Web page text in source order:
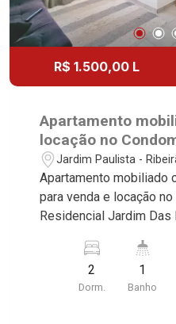
R$ 1.500,00 L
Apartamento
locação no
Residencial Jardim
próximo à
Ribeirão Preto/SP.
Jardim Paulista -
Apartamento mobiliado
para venda e locação
Residencial Jardim Das
Paulista, Ribeirão Preto/SP.
características deste
Imobiliária selecionou para você: -
2
Dorm.
1
Banho